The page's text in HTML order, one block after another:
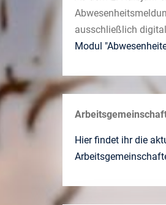
ausschließlich
Modul
Hier findet ihr die